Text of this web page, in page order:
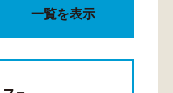
一覧を表示